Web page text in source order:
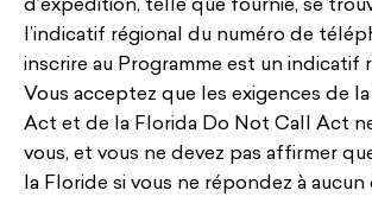
d’expédition, telle que fournie, se
l’indicatif régional du numéro de
inscrire au Programme est un indicatif
Vous acceptez que les exigences de
Act et de la Florida Do Not Call Act
vous, et vous ne devez pas affirmer
la Floride si vous ne répondez à